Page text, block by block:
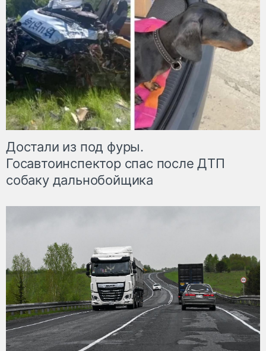
Достали из под фуры.
Госавтоинспектор спас после ДТП
собаку дальнобойщика